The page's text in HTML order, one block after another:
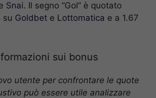
Snai. Il segno “Gol” è quotato
su Goldbet e Lottomatica e a 1.67
sui bonus
utente per confrontare le quote
può essere utile analizzare